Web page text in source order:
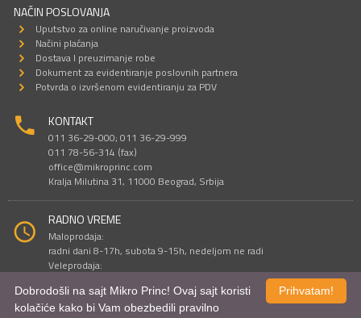
NAČIN POSLOVANJA
Uputstvo za online naručivanje proizvoda
Načini plaćanja
Dostava I preuzimanje robe
Dokument za evidentiranje poslovnih partnera
Potvrda o izvršenom evidentiranju za PDV
KONTAKT
011 36-29-000; 011 36-29-999
011 78-56-314 (fax)
office@mikroprinc.com
Kralja Milutina 31, 11000 Beograd, Srbija
RADNO VREME
Maloprodaja:
radni dani 8-17h, subota 9-15h, nedeljom ne radi
Veleprodaja:
Prihvatam!
Dobrodošli na sajt Mikro Princ! Ovaj sajt koristi
kolačiće kako bi Vam obezbedili pravilno